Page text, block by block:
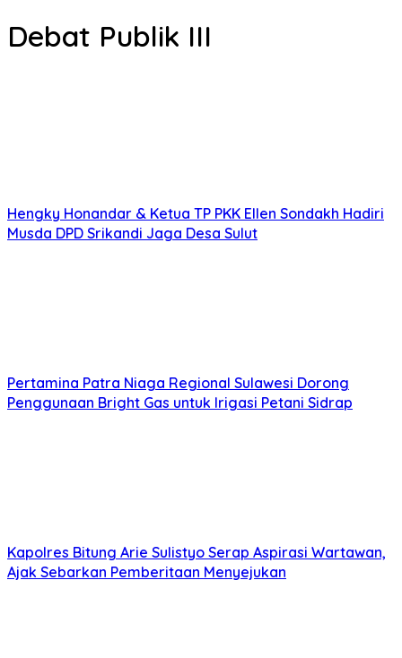
Debat Publik III
Hengky Honandar & Ketua TP PKK Ellen Sondakh Hadiri
Musda DPD Srikandi Jaga Desa Sulut
Pertamina Patra Niaga Regional Sulawesi Dorong
Penggunaan Bright Gas untuk Irigasi Petani Sidrap
Kapolres Bitung Arie Sulistyo Serap Aspirasi Wartawan,
Ajak Sebarkan Pemberitaan Menyejukan